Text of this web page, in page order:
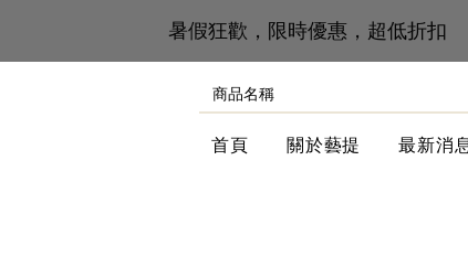
​暑假狂歡，限時優惠，超低折扣
首頁 關於藝提 最新消